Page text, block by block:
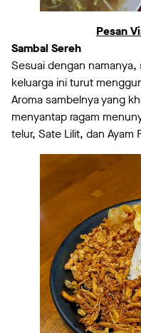
Pesan
Sambal Sereh
Sesuai dengan namanya,
keluarga ini turut
Aroma sambelnya yang
menyantap ragam
telur, Sate Lilit, dan Ayam